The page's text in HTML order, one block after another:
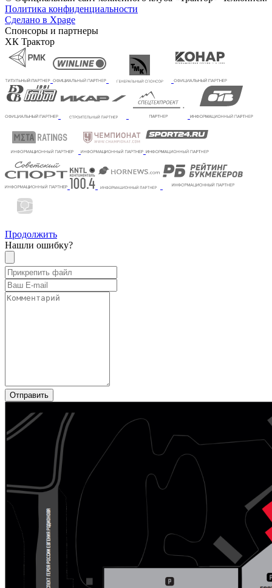
Политика конфиденциальности
Сделано в Xpage
Спонсоры и партнеры
ХК Трактор
Продолжить
Нашли ошибку?